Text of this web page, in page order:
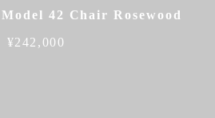
42 Chair Rosewood
¥242,000